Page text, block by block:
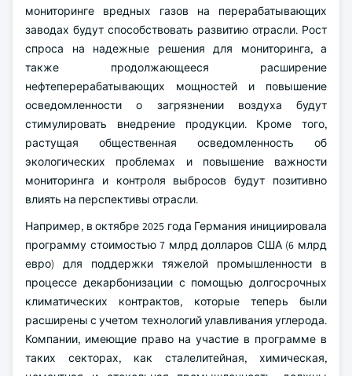
мониторинге вредных газов на перерабатывающих
заводах будут способствовать развитию отрасли. Рост
спроса на надежные решения для мониторинга, а
также продолжающееся расширение
нефтеперерабатывающих мощностей и повышение
осведомленности о загрязнении воздуха будут
стимулировать внедрение продукции. Кроме того,
растущая общественная осведомленность об
экологических проблемах и повышение важности
мониторинга и контроля выбросов будут позитивно
влиять на перспективы отрасли.
Например, в октябре 2025 года Германия инициировала
программу стоимостью 7 млрд долларов США (6 млрд
евро) для поддержки тяжелой промышленности в
процессе декарбонизации с помощью долгосрочных
климатических контрактов, которые теперь были
расширены с учетом технологий улавливания углерода.
Компании, имеющие право на участие в программе в
таких секторах, как сталелитейная, химическая,